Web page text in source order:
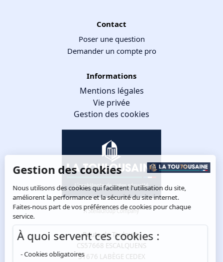
Contact
Poser une question
Demander un compte pro
Informations
Mentions légales
Vie privée
Gestion des cookies
Route de Toulouse
CS57668 ESCALQUENS
31676 LABÈGE CEDEX
Gestion des cookies
Nous utilisons des cookies qui facilitent l'utilisation du site,
améliorent la performance et la sécurité du site internet.
Faites-nous part de vos préférences de cookies pour chaque
service.
À quoi servent ces cookies :
Cookies obligatoires